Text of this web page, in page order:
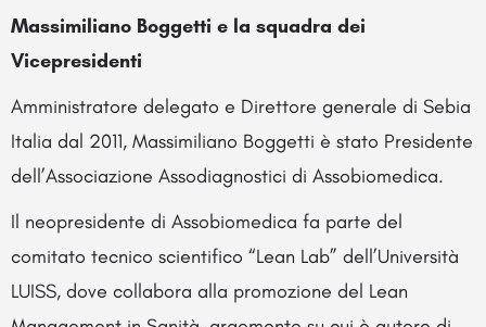
Massimiliano Boggetti e la squadra dei
Vicepresidenti
Amministratore delegato e Direttore generale di Sebia
Italia dal 2011, Massimiliano Boggetti è stato Presidente
dell’Associazione Assodiagnostici di Assobiomedica.
Il neopresidente di Assobiomedica fa parte del
comitato tecnico scientifico “Lean Lab” dell’Università
LUISS, dove collabora alla promozione del Lean